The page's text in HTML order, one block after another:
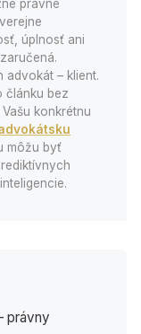
právne
úplnosť ani
advokát – klient.
článku bez
konkrétnu
môžu byť
právny